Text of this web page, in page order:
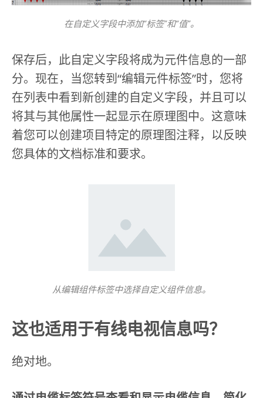
在自定义字段中添加“标签”和“值”。
保存后，此自定义字段将成为元件信息的一部
分。现在，当您转到“编辑元件标签”时，您将
在列表中看到新创建的自定义字段，并且可以
将其与其他属性一起显示在原理图中。这意味
着您可以创建项目特定的原理图注释，以反映
您具体的文档标准和要求。
从编辑组件标签中选择自定义组件信息。
这也适用于有线电视信息吗？
绝对地。